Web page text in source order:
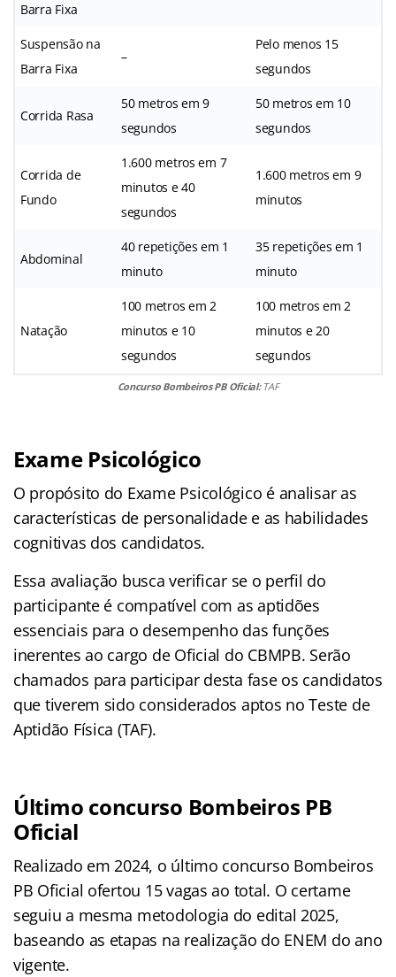
Barra Fixa
Suspensão na
Barra Fixa
–
Pelo menos 15
segundos
Corrida Rasa
50 metros em 9
segundos
50 metros em 10
segundos
Corrida de
Fundo
1.600 metros em 7
minutos e 40
segundos
1.600 metros em 9
minutos
Abdominal
40 repetições em 1
minuto
35 repetições em 1
minuto
Natação
100 metros em 2
minutos e 10
segundos
100 metros em 2
minutos e 20
segundos
Concurso Bombeiros PB Oficial: TAF
Exame Psicológico
O propósito do Exame Psicológico é analisar as
características de personalidade e as habilidades
cognitivas dos candidatos.
Essa avaliação busca verificar se o perfil do
participante é compatível com as aptidões
essenciais para o desempenho das funções
inerentes ao cargo de Oficial do CBMPB. Serão
chamados para participar desta fase os candidatos
que tiverem sido considerados aptos no Teste de
Aptidão Física (TAF).
Último concurso Bombeiros PB
Oficial
Realizado em 2024, o último concurso Bombeiros
PB Oficial ofertou 15 vagas ao total. O certame
seguiu a mesma metodologia do edital 2025,
baseando as etapas na realização do ENEM do ano
vigente.